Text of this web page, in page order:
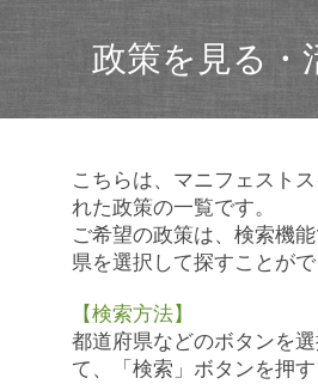
政策を見る・
こちらは、マニフェスト
れた政策の一覧です。
ご希望の政策は、検索機
県を選択して探すことがで
【検索方法】
都道府県などのボタンを
て、「検索」ボタンを押